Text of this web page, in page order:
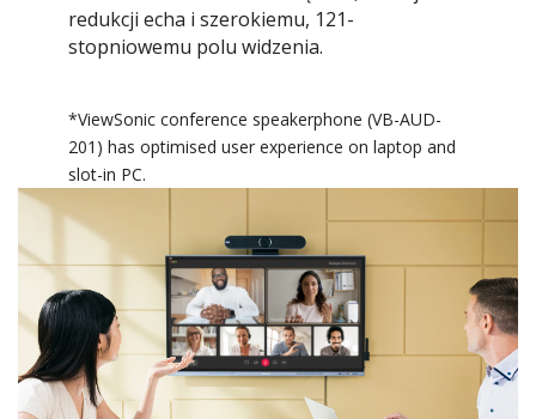
redukcji echa i szerokiemu, 121-
stopniowemu polu widzenia.
*ViewSonic conference speakerphone (VB-AUD-
201) has optimised user experience on laptop and
slot-in PC.